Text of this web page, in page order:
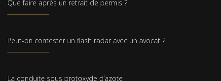
Que faire après un retrait de permis ?
Peut-on contester un flash radar avec un avocat ?
La conduite sous protoxyde d’azote